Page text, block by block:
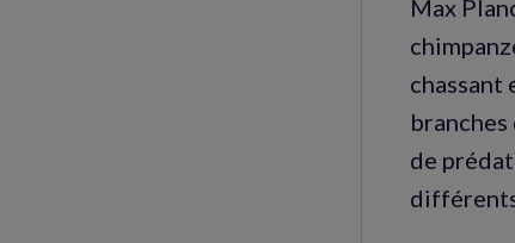
Max
chassant
de